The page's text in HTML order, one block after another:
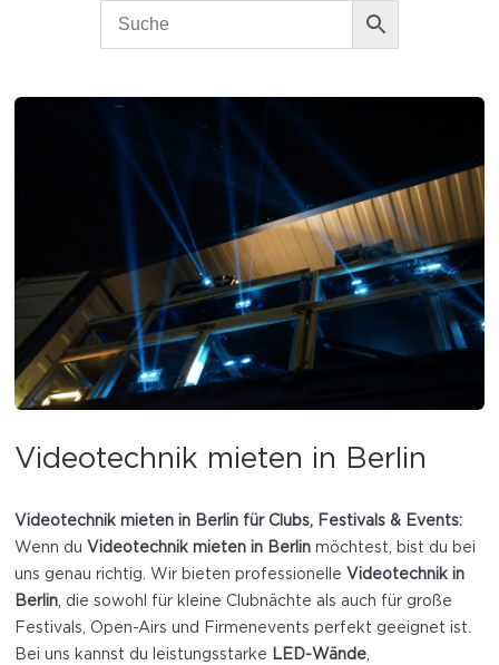
Videotechnik mieten in Berlin
Videotechnik mieten in Berlin für Clubs, Festivals & Events:
Wenn du Videotechnik mieten in Berlin möchtest, bist du bei
uns genau richtig. Wir bieten professionelle Videotechnik in
Berlin, die sowohl für kleine Clubnächte als auch für große
Festivals, Open-Airs und Firmenevents perfekt geeignet ist.
Bei uns kannst du leistungsstarke LED-Wände,